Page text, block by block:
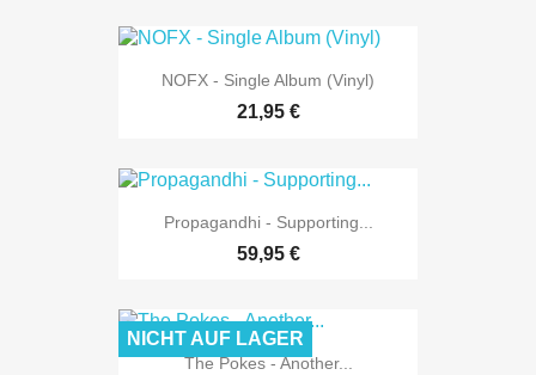
NOFX - Single Album (Vinyl)
21,95 €
Propagandhi - Supporting...
59,95 €
The Pokes - Another...
NICHT AUF LAGER